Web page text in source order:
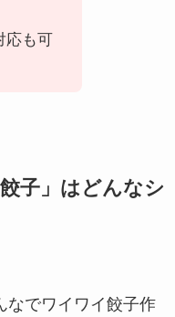
応も可
子」はどんなシ
なでワイワイ餃子作